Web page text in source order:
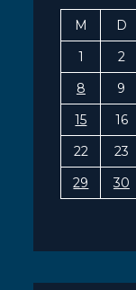
M D
1
2
8
9
15
16
22
23
29
30